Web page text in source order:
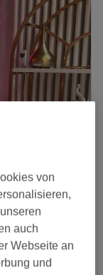
von
auch
Webseite an
und